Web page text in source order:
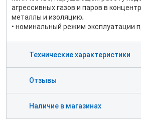
агрессивных газов и паров в
металлы и изоляцию;
• номинальный режим эксплуатации
Технические характеристики
Отзывы
Наличие в магазинах